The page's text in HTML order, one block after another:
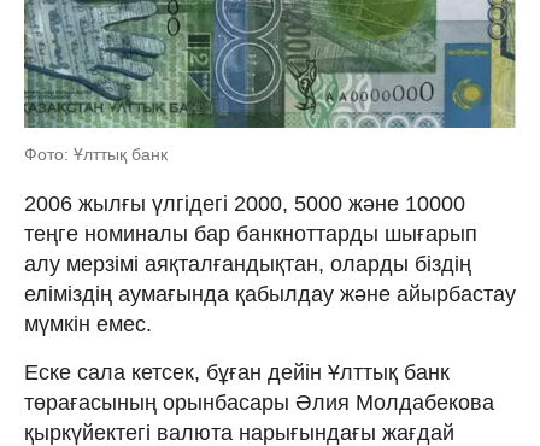
Фото: Ұлттық банк
2006 жылғы үлгідегі 2000, 5000 және 10000
теңге номиналы бар банкноттарды шығарып
алу мерзімі аяқталғандықтан, оларды біздің
еліміздің аумағында қабылдау және айырбастау
мүмкін емес.
Еске сала кетсек, бұған дейін Ұлттық банк
төрағасының орынбасары Әлия Молдабекова
қыркүйектегі валюта нарығындағы жағдай